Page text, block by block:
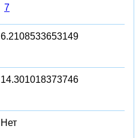
7
6.2108533653149
14.301018373746
Нет